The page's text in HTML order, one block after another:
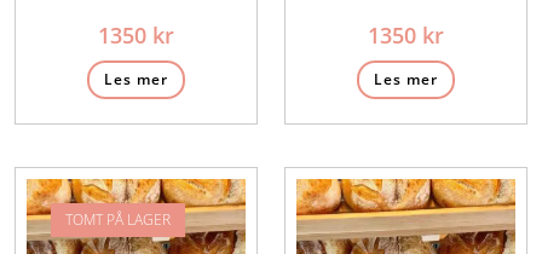
1350 kr
Les mer
1350 kr
Les mer
TOMT PÅ LAGER